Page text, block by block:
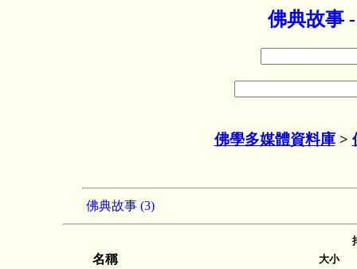
佛典故事
佛學多媒體資料庫>
佛典故事 (3)
名稱 大小